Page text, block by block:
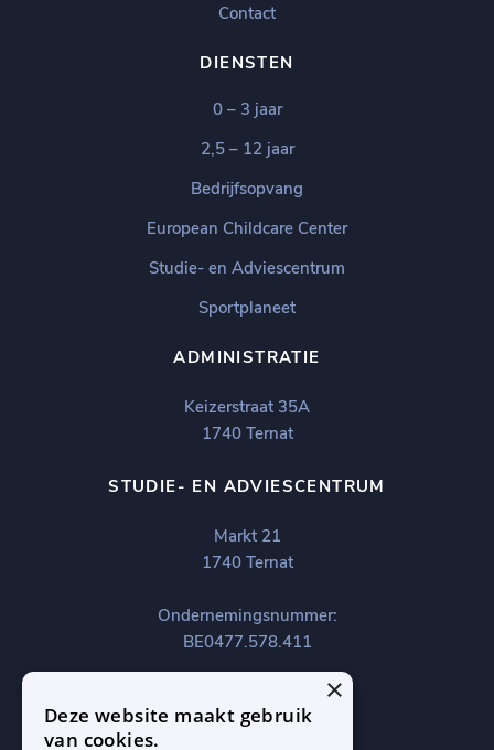
Contact
DIENSTEN
0 – 3 jaar
2,5 – 12 jaar
Bedrijfsopvang
European Childcare Center
Studie- en Adviescentrum
Sportplaneet
ADMINISTRATIE
Keizerstraat 35A
1740 Ternat
STUDIE- EN ADVIESCENTRUM
Markt 21
1740 Ternat
Ondernemingsnummer:
BE0477.578.411
×
Deze website maakt gebruik
van cookies.